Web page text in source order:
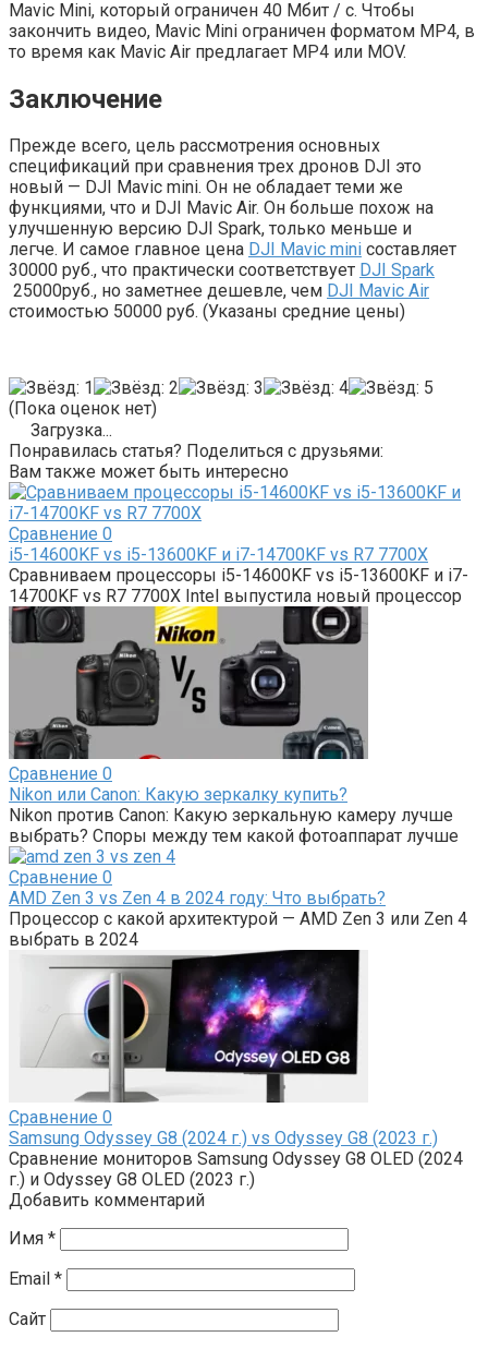
Mavic Mini, который ограничен 40 Мбит / с. Чтобы
закончить видео, Mavic Mini ограничен форматом MP4, в
то время как Mavic Air предлагает MP4 или MOV.
Заключение
Прежде всего, цель рассмотрения основных
спецификаций при сравнения трех дронов DJI это
новый — DJI Mavic mini. Он не обладает теми же
функциями, что и DJI Mavic Air. Он больше похож на
улучшенную версию DJI Spark, только меньше и
легче. И самое главное цена DJI Mavic mini составляет
30000 руб., что практически соответствует DJI Spark
25000руб., но заметнее дешевле, чем DJI Mavic Аir
стоимостью 50000 руб. (Указаны средние цены)
(Пока оценок нет)
Загрузка...
Понравилась статья? Поделиться с друзьями:
Вам также может быть интересно
Сравнение 0
i5-14600KF vs i5-13600KF и i7-14700KF vs R7 7700X
Сравниваем процессоры i5-14600KF vs i5-13600KF и i7-
14700KF vs R7 7700X Intel выпустила новый процессор
Сравнение 0
Nikon или Canon: Какую зеркалку купить?
Nikon против Canon: Какую зеркальную камеру лучше
выбрать? Споры между тем какой фотоаппарат лучше
Сравнение 0
AMD Zen 3 vs Zen 4 в 2024 году: Что выбрать?
Процессор с какой архитектурой — AMD Zen 3 или Zen 4
выбрать в 2024
Сравнение 0
Samsung Odyssey G8 (2024 г.) vs Odyssey G8 (2023 г.)
Сравнение мониторов Samsung Odyssey G8 OLED (2024
г.) и Odyssey G8 OLED (2023 г.)
Добавить комментарий
Имя *
Email *
Сайт